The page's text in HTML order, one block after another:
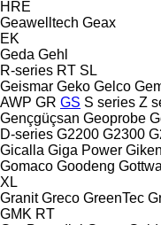
HRE
Geawelltech Geax
EK
Geda Gehl
R-series RT SL
Geismar Geko Gelco
AWP GR GS S series Z
Gençgüçsan Geoprobe
D-series G2200 G2300
Gicalla Giga Power Giken
Gomaco Goodeng
XL
Granit Greco GreenTec
GMK RT